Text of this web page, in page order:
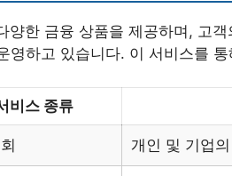
양한 금융 상품을 제공하며, 고
영하고 있습니다. 이 서비스를
비스 종류
개인 및 기업